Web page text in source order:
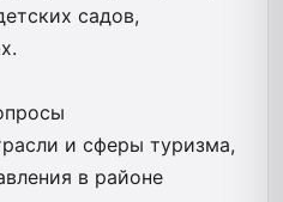
садов,
и сферы туризма,
в районе